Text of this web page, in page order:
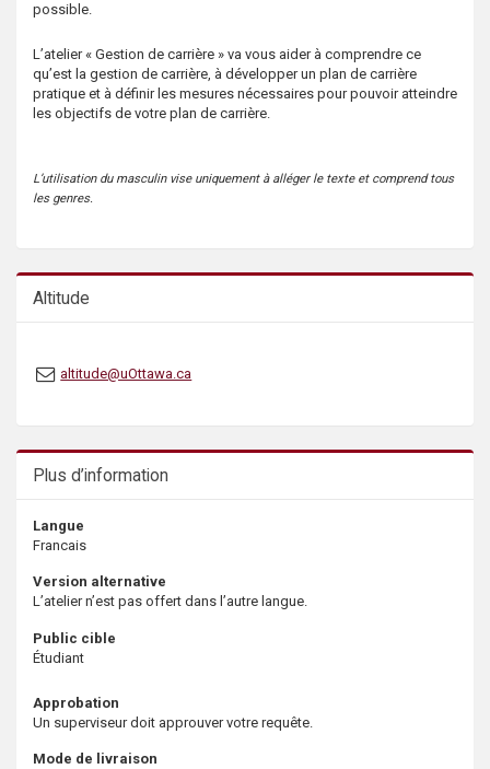
possible.
L’atelier « Gestion de carrière » va vous aider à comprendre ce
qu’est la gestion de carrière, à développer un plan de carrière
pratique et à définir les mesures nécessaires pour pouvoir atteindre
les objectifs de votre plan de carrière.
L’utilisation du masculin vise uniquement à alléger le texte et comprend tous
les genres.
Altitude
altitude@uOttawa.ca
Plus d’information
Langue
Francais
Version alternative
L’atelier n’est pas offert dans l’autre langue.
Public cible
Étudiant
Approbation
Un superviseur doit approuver votre requête.
Mode de livraison